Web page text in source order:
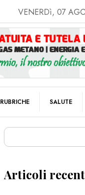
VENERDì, 07
RUBRICHE SALUTE
Articoli